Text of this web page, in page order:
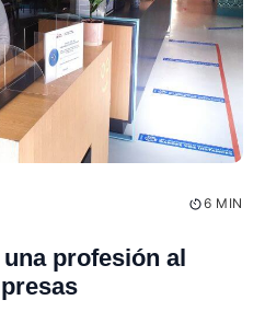
6 MIN
profesión al